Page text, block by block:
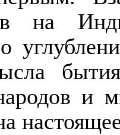
на
и